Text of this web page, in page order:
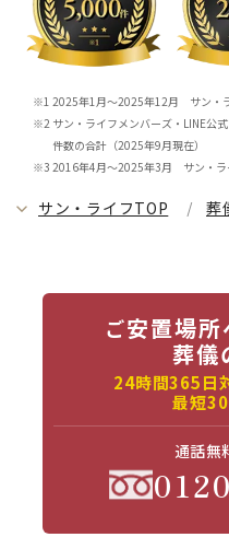
2025年1月～2025年12月 サン・
サン・ライフメンバーズ・LINE公
件数の合計（2025年9月現在）
2016年4月～2025年3月 サン・ラ
サン・ライフTOP 葬
ご安置場所
葬儀
24時間365日
最短
通話無